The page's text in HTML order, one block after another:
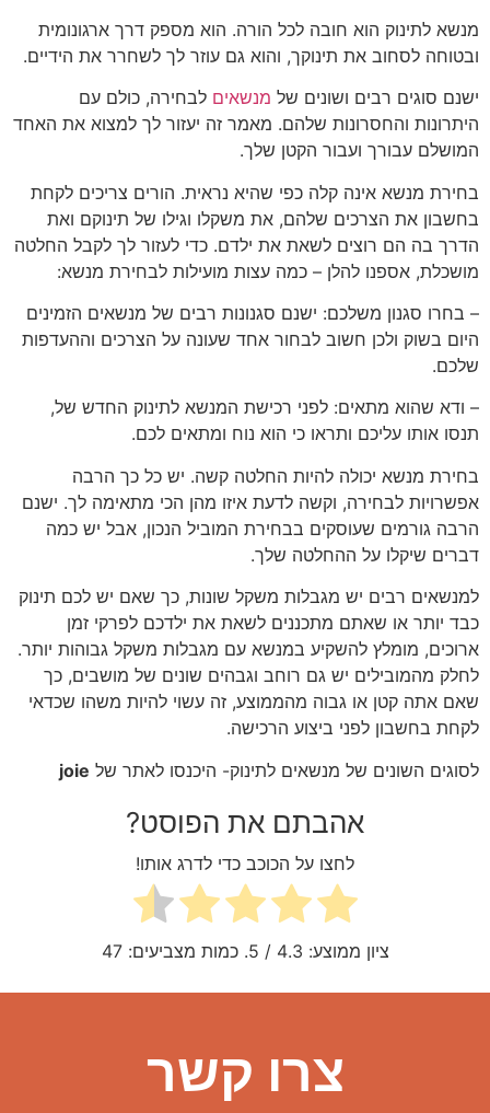
מנשא לתינוק הוא חובה לכל הורה. הוא מספק דרך ארגונומית
ובטוחה לסחוב את תינוקך, והוא גם עוזר לך לשחרר את הידיים.
ישנם סוגים רבים ושונים של מנשאים לבחירה, כולם עם
היתרונות והחסרונות שלהם. מאמר זה יעזור לך למצוא את האחד
המושלם עבורך ועבור הקטן שלך.
בחירת מנשא אינה קלה כפי שהיא נראית. הורים צריכים לקחת
בחשבון את הצרכים שלהם, את משקלו וגילו של תינוקם ואת
הדרך בה הם רוצים לשאת את ילדם. כדי לעזור לך לקבל החלטה
מושכלת, אספנו להלן – כמה עצות מועילות לבחירת מנשא:
– בחרו סגנון משלכם: ישנם סגנונות רבים של מנשאים הזמינים
היום בשוק ולכן חשוב לבחור אחד שעונה על הצרכים וההעדפות
שלכם.
– ודא שהוא מתאים: לפני רכישת המנשא לתינוק החדש של,
תנסו אותו עליכם ותראו כי הוא נוח ומתאים לכם.
בחירת מנשא יכולה להיות החלטה קשה. יש כל כך הרבה
אפשרויות לבחירה, וקשה לדעת איזו מהן הכי מתאימה לך. ישנם
הרבה גורמים שעוסקים בבחירת המוביל הנכון, אבל יש כמה
דברים שיקלו על ההחלטה שלך.
למנשאים רבים יש מגבלות משקל שונות, כך שאם יש לכם תינוק
כבד יותר או שאתם מתכננים לשאת את ילדכם לפרקי זמן
ארוכים, מומלץ להשקיע במנשא עם מגבלות משקל גבוהות יותר.
לחלק מהמובילים יש גם רוחב וגבהים שונים של מושבים, כך
שאם אתה קטן או גבוה מהממוצע, זה עשוי להיות משהו שכדאי
לקחת בחשבון לפני ביצוע הרכישה.
לסוגים השונים של מנשאים לתינוק- היכנסו לאתר של joie
אהבתם את הפוסט?
לחצו על הכוכב כדי לדרג אותו!
ציון ממוצע: 4.3 / 5. כמות מצביעים: 47
צרו קשר